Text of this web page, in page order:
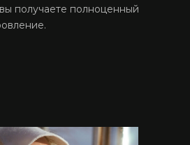
получаете полноценный